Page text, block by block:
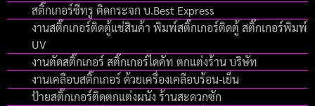
สติ๊กเกอร์ซีทรู ติดกระจก บ.Best Express
งานสติ๊กเกอร์ติดตู้แช่สินค้า พิมพ์สติ๊กเกอร์ติดตู้ สติ๊กเกอร์พิมพ์
UV
งานตัดสติ๊กเกอร์ สติ๊กเกอร์ไดคัท ตกแต่งร้าน บริษัท
งานเคลือบสติ๊กเกอร์ ด้วยเครื่องเคลือบร้อน-เย็น
ป้ายสติ๊กเกอร์ติดตกแต่งผนัง ร้านสะดวกซัก